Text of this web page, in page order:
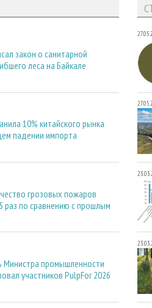
закон о санитарной
леса на Байкале
10% китайского рынка
падении импорта
грозовых пожаров
раз по сравнению с прошлым
Министра промышленности
участников PulpFor 2026